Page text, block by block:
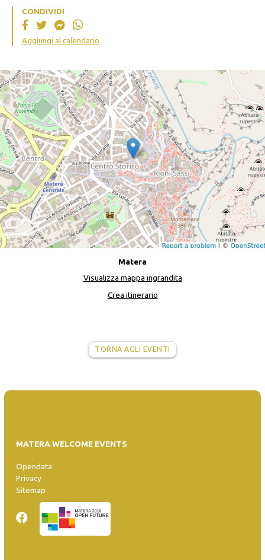
CONDIVIDI
Aggiungi al calendario
Matera
Visualizza mappa ingrandita
Crea itinerario
TORNA AGLI EVENTI
MATERA WELCOME EVENTS
Opendata
Privacy
Sitemap